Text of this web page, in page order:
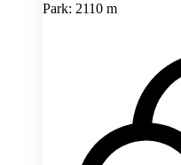
Park: 2110 m